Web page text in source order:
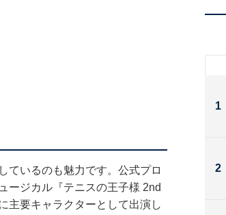
ているのも魅力です。公式プロ
ージカル『テニスの王子様 2nd
主要キャラクターとして出演し
1
2